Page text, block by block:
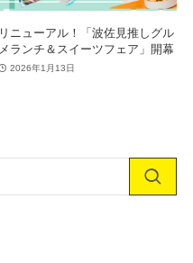
リニューアル！「波佐見推しグル
メランチ＆スイーツフェア」開幕
2026年1月13日